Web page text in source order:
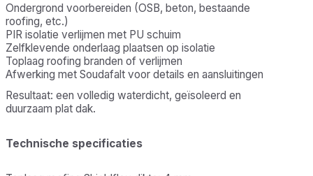
Ondergrond voorbereiden (OSB, beton, bestaande
roofing, etc.)
PIR isolatie verlijmen met PU schuim
Zelfklevende onderlaag plaatsen op isolatie
Toplaag roofing branden of verlijmen
Afwerking met Soudafalt voor details en aansluitingen
Resultaat: een volledig waterdicht, geïsoleerd en
duurzaam plat dak.
Technische specificaties